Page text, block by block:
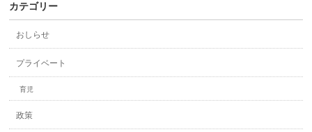
カテゴリー
おしらせ
プライベート
育児
政策